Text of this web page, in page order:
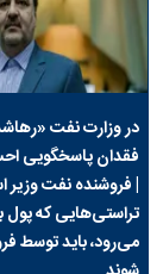
در وزارت نفت
فقدان پاسخگویی
| فروشنده نفت
تراستی‌هایی که پول
می‌رود، باید توسط